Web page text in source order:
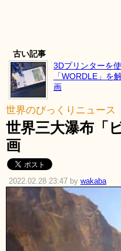
古い記事
3Dプリンターを
「WORDLE」を
画
世界のびっくりニュース
世界三大瀑布「
画
2022.02.28 23:47 by wakaba